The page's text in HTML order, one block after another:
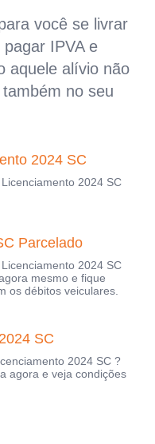
você se livrar
IPVA e
aquele alívio não
no seu
2024 SC
2024 SC
Parcelado
2024 SC
mesmo e fique
os débitos veiculares.
SC
2024 SC ?
agora e veja condições